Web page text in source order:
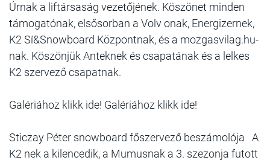
Úrnak a liftársaság vezetőjének. Köszönet minden
támogatónak, elsősorban a Volv onak, Energizernek,
K2 Sí&Snowboard Központnak, és a mozgasvilag.hu-
nak. Köszönjük Anteknek és csapatának és a lelkes
K2 szervező csapatnak.
Galériához klikk ide! Galériához klikk ide!
Sticzay Péter snowboard főszervező beszámolója A
K2 nek a kilencedik, a Mumusnak a 3. szezonja futott